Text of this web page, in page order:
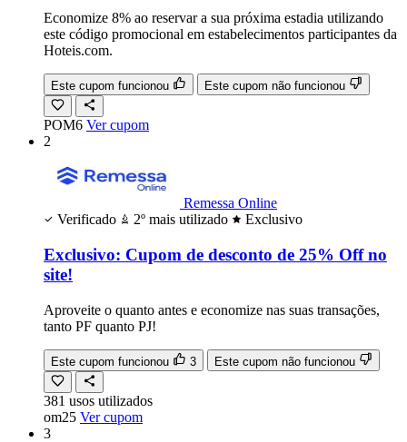
Economize 8% ao reservar a sua próxima estadia utilizando
este código promocional em estabelecimentos participantes da
Hoteis.com.
Este cupom funcionou Este cupom não funcionou
POM6 Ver cupom
2
Remessa Online
Verificado
2º mais utilizado Exclusivo
Exclusivo: Cupom de desconto de 25% Off no
site!
Aproveite o quanto antes e economize nas suas transações,
tanto PF quanto PJ!
Este cupom funcionou 3 Este cupom não funcionou
381 usos utilizados
om25 Ver cupom
3